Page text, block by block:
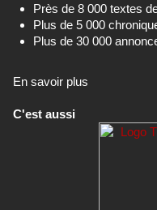
Près de 8 000 textes
Plus de 5 000
Plus de 30 000
En savoir plus
C'est aussi